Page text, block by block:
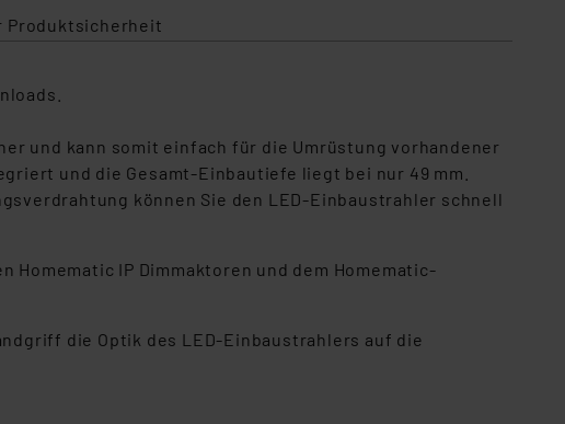
Produktsicherheit
und kann somit einfach für die Umrüstung vorhandener
und die Gesamt-Einbautiefe liegt bei nur 49 mm.
können Sie den LED-Einbaustrahler schnell
IP Dimmaktoren und dem Homematic-
die Optik des LED-Einbaustrahlers auf die